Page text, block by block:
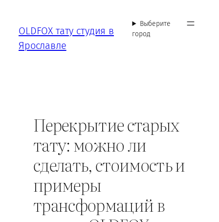
содержимому
OLDFOX тату студия в
Ярославле
Выберите
город
Перекрытие старых
тату: можно ли
сделать, стоимость и
примеры
трансформаций в